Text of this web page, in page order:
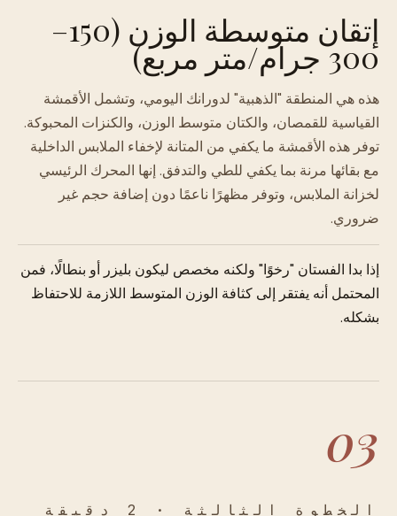
إتقان متوسطة الوزن (150–
300 جرام/متر مربع)
هذه هي المنطقة "الذهبية" لدورانك اليومي، وتشمل الأقمشة
القياسية للقمصان، والكتان متوسط الوزن، والكنزات المحبوكة.
توفر هذه الأقمشة ما يكفي من المتانة لإخفاء الملابس الداخلية
مع بقائها مرنة بما يكفي للطي والتدفق. إنها المحرك الرئيسي
لخزانة الملابس، وتوفر مظهرًا ناعمًا دون إضافة حجم غير
ضروري.
إذا بدا الفستان "رخوًا" ولكنه مخصص ليكون بليزر أو بنطالًا، فمن
المحتمل أنه يفتقر إلى كثافة الوزن المتوسط اللازمة للاحتفاظ
بشكله.
03
الخطوة الثالثة · 2 دقيقة